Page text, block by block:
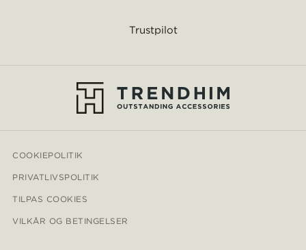
Trustpilot
COOKIEPOLITIK
PRIVATLIVSPOLITIK
TILPAS COOKIES
VILKÅR OG BETINGELSER